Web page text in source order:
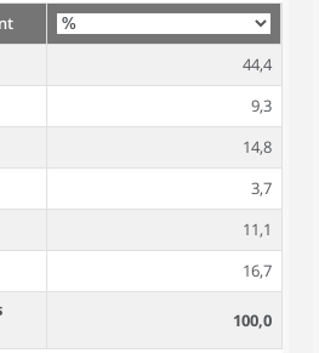
44,4
9,3
14,8
3,7
11,1
16,7
100,0